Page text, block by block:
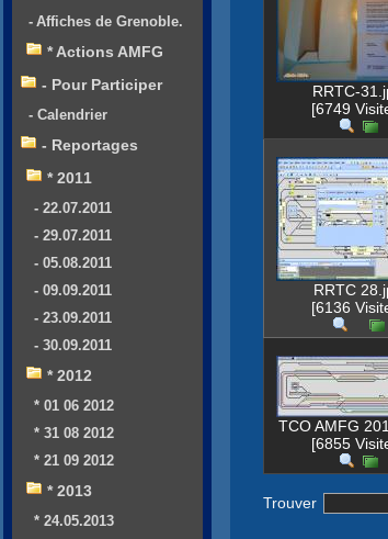
RRTC-
[6749
RRTC
[6136
TCO AMFG
[6855
Trouver
- Affiches de Grenoble.
* Actions AMFG
- Pour Participer
- Calendrier
- Reportages
* 2011
- 22.07.2011
- 29.07.2011
- 05.08.2011
- 09.09.2011
- 23.09.2011
- 30.09.2011
* 2012
* 01 06 2012
* 31 08 2012
* 21 09 2012
* 2013
* 24.05.2013